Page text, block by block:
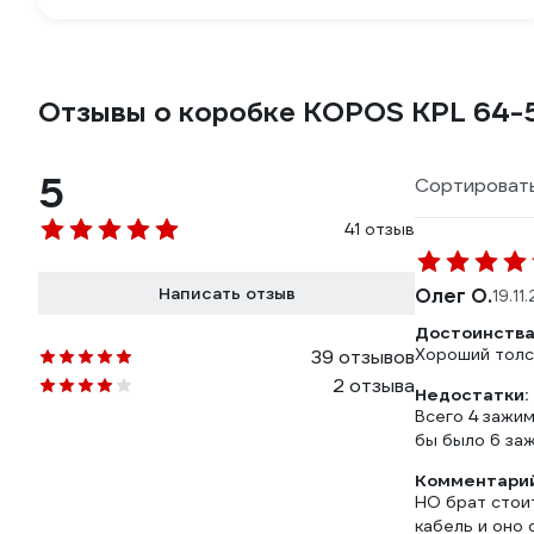
Отзывы о коробке KOPOS KPL 64-
5
41 отзыв
Написать отзыв
39 отзывов
2 отзыва
Олег О.
Хороший
Недостатки:
Всего 4
бы было 6
НО брат
кабель и оно